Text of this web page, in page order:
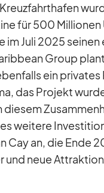
für 500
im Juli 2025
Group
ein pri­va­tes
das Pro­jekt
die­sem
wei­tere
Cay an, die Ende
und neue